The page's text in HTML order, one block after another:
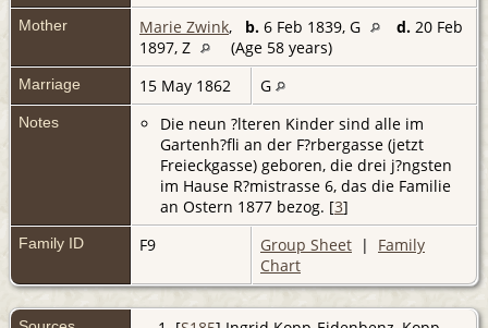
Mother Marie Zwink, b. 6 Feb 1839, G d. 20 Feb
1897, Z
(Age 58 years)
Marriage 15 May 1862 G
Notes
Die neun ?lteren Kinder sind alle im
Gartenh?fli an der F?rbergasse (jetzt
Freieckgasse) geboren, die drei j?ngsten
im Hause R?mistrasse 6, das die Familie
an Ostern 1877 bezog. [3]
Family ID F9 Group Sheet | Family
Chart